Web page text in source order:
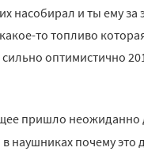
насобирал и ты ему за
то топливо
оптимистично
пришло неожиданно
наушниках почему это